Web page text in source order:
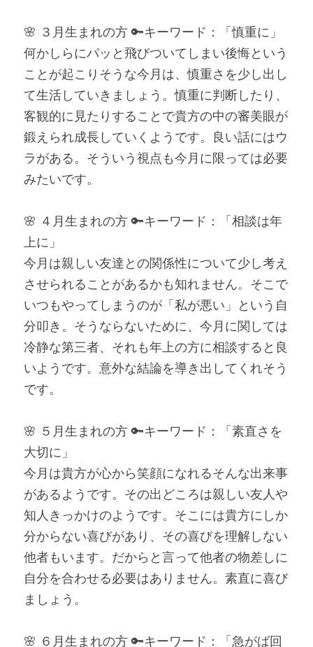
🌸 ３月生まれの方 🔑キーワード：「慎重に」
何かしらにパッと飛びついてしまい後悔という
ことが起こりそうな今月は、慎重さを少し出し
て生活していきましょう。慎重に判断したり、
客観的に見たりすることで貴方の中の審美眼が
鍛えられ成長していくようです。良い話にはウ
ラがある。そういう視点も今月に限っては必要
みたいです。
🌸 ４月生まれの方 🔑キーワード：「相談は年
上に」
今月は親しい友達との関係性について少し考え
させられることがあるかも知れません。そこで
いつもやってしまうのが「私が悪い」という自
分叩き。そうならないために、今月に関しては
冷静な第三者、それも年上の方に相談すると良
いようです。意外な結論を導き出してくれそう
です。
🌸 ５月生まれの方 🔑キーワード：「素直さを
大切に」
今月は貴方が心から笑顔になれるそんな出来事
があるようです。その出どころは親しい友人や
知人きっかけのようです。そこには貴方にしか
分からない喜びがあり、その喜びを理解しない
他者もいます。だからと言って他者の物差しに
自分を合わせる必要はありません。素直に喜び
ましょう。
🌸 ６月生まれの方 🔑キーワード：「急がば回